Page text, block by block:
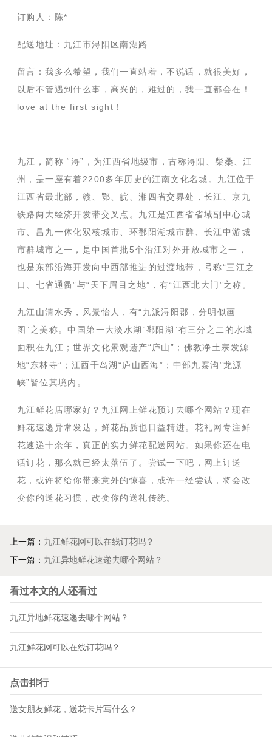
订购人：陈*
配送地址：九江市浔阳区南湖路
留言：我多么希望，我们一直站着，不说话，就很美好，
以后不管遇到什么事，高兴的，难过的，我一直都会在！
love at the first sight！
九江，简称 “浔”，为江西省地级市，古称浔阳、柴桑、江
州，是一座有着2200多年历史的江南文化名城。九江位于
江西省最北部，赣、鄂、皖、湘四省交界处，长江、京九
铁路两大经济开发带交叉点。九江是江西省省域副中心城
市、昌九一体化双核城市、环鄱阳湖城市群、长江中游城
市群城市之一，是中国首批5个沿江对外开放城市之一，
也是东部沿海开发向中西部推进的过渡地带，号称“三江之
口、七省通衢”与“天下眉目之地”，有“江西北大门”之称。
九江山清水秀，风景怡人，有“九派浔阳郡，分明似画
图”之美称。中国第一大淡水湖“鄱阳湖”有三分之二的水域
面积在九江；世界文化景观遗产“庐山”；佛教净土宗发源
地“东林寺”；江西千岛湖“庐山西海”；中部九寨沟”龙源
峡”皆位其境内。
九江鲜花店哪家好？九江网上鲜花预订去哪个网站？现在
鲜花速递异常发达，鲜花品质也日益精进。花礼网专注鲜
花速递十余年，真正的实力鲜花配送网站。如果你还在电
话订花，那么就已经太落伍了。尝试一下吧，网上订送
花，或许将给你带来意外的惊喜，或许一经尝试，将会改
变你的送花习惯，改变你的送礼传统。
上一篇： 九江鲜花网可以在线订花吗？
下一篇： 九江异地鲜花速递去哪个网站？
看过本文的人还看过
九江异地鲜花速递去哪个网站？
九江鲜花网可以在线订花吗？
点击排行
送女朋友鲜花，送花卡片写什么？